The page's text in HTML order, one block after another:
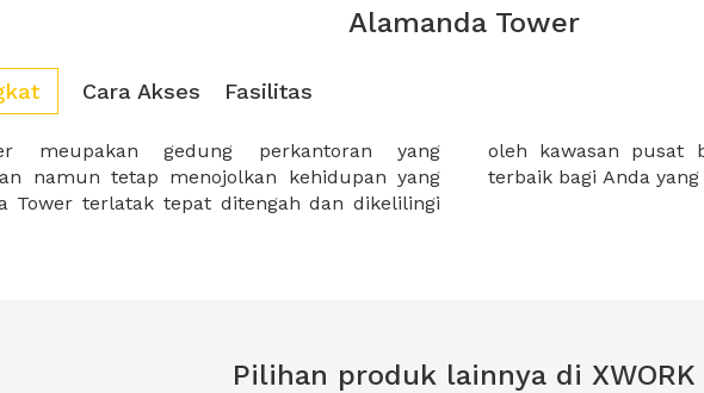
Alamanda Tower
Cara Akses Fasilitas
meupakan gedung perkantoran yang
namun tetap menojolkan kehidupan yang
Tower terlatak tepat ditengah dan dikelilingi
bisnis baru di Jakarta . Menjadi pilihan
terbaik bagi Anda
Pilihan produk lainnya di XWORK